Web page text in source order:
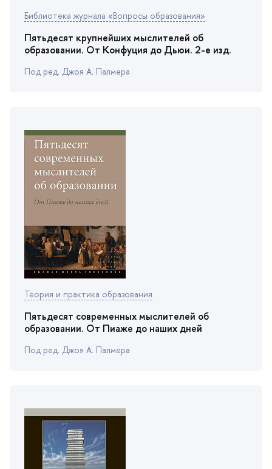
Библиотека журнала «Вопросы образования»
Пятьдесят крупнейших мыслителей о
образовании. От Конфуция до Дьюи. 2-е изд.
Под ред. Джоя А. Палмера
Теория и практика образования
Пятьдесят современных мыслителей о
образовании. От Пиаже до наших дней
Под ред. Джоя А. Палмера